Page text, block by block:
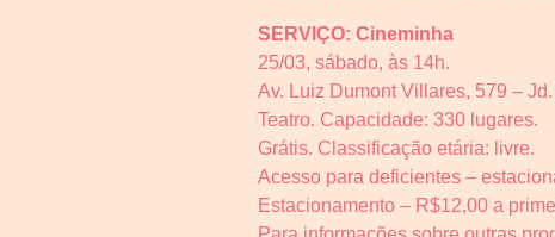
SERVIÇO: Cineminha
25/03, sábado, às 14h.
Av. Luiz Dumont Villares, 579 –
Teatro. Capacidade: 330 lugares.
Grátis. Classificação etária: livre.
Acesso para deficientes –
Estacionamento – R$12,00 a